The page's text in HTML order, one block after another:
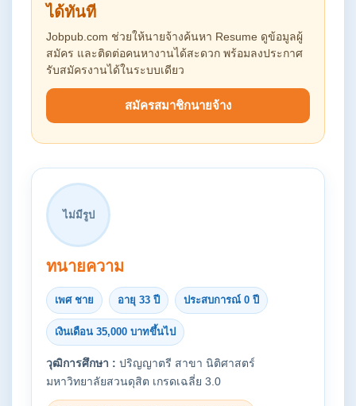
ได้ทันที
Jobpub.com ช่วยให้นายจ้างค้นหา Resume ดูข้อมูลผู้
สมัคร และติดต่อคนหางานได้สะดวก พร้อมลงประกาศ
รับสมัครงานได้ในระบบเดียว
สมัครสมาชิกนายจ้าง
ไม่มีรูป
ทนายความ
เพศ ชาย อายุ 33 ปี ประสบการณ์ 0 ปี
เงินเดือน 35,000 บาทขึ้นไป
วุฒิการศึกษา : ปริญญาตรี สาขา นิติศาสตร์
มหาวิทยาลัยสวนดุสิต เกรดเฉลี่ย 3.0